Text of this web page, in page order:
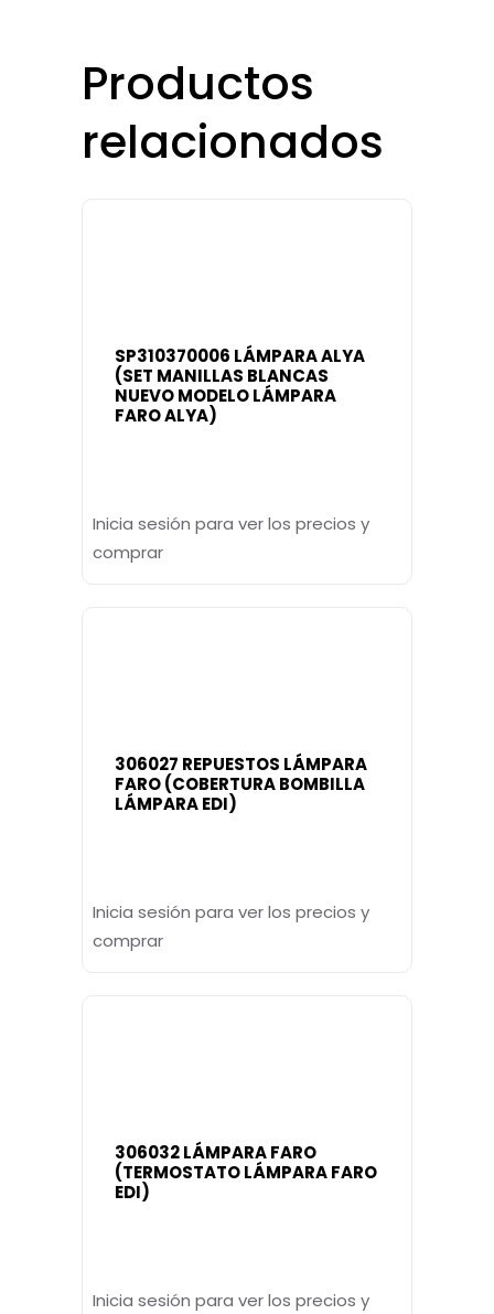
Productos
relacionados
SP310370006 LÁMPARA ALYA
(SET MANILLAS BLANCAS
NUEVO MODELO LÁMPARA
FARO ALYA)
Inicia sesión para ver los precios y
comprar
306027 REPUESTOS LÁMPARA
FARO (COBERTURA BOMBILLA
LÁMPARA EDI)
Inicia sesión para ver los precios y
comprar
306032 LÁMPARA FARO
(TERMOSTATO LÁMPARA FARO
EDI)
Inicia sesión para ver los precios y